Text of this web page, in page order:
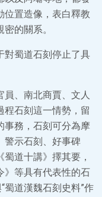
位置造像，表白釋教
的關系。
對蜀道石刻停止了具
、南北商賈、文人
程石刻這一情勢，留
事務，石刻可分為摩
警示石刻、好事碑
道十講》擇其要，
》等具有代表性的石
蜀道漢魏石刻史料”作